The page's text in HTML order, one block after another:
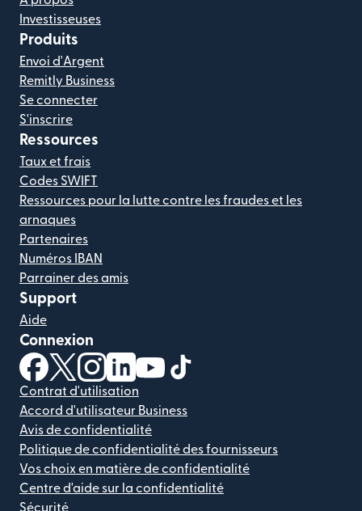
Investisseuses
Produits
Envoi d'Argent
Remitly Business
Se connecter
S'inscrire
Ressources
Taux et frais
Codes SWIFT
Ressources pour la lutte contre les fraudes et les
arnaques
Partenaires
Numéros IBAN
Parrainer des amis
Support
Aide
Connexion
(s'ouvre dans une nouvelle fenêtre)
(s'ouvre dans une nouvelle fenêtre)
(s'ouvre dans une nouvelle fenêtre)
(s'ouvre dans une nouvelle fenêtre)
(s'ouvre dans une nouvelle
Contrat d'utilisation
Accord d'utilisateur Business
Avis de confidentialité
Politique de confidentialité des fournisseurs
Vos choix en matière de confidentialité
Centre d'aide sur la confidentialité
Sécurité